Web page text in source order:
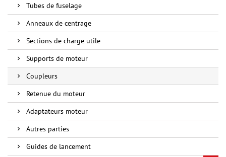
Tubes de fuselage
Anneaux de centrage
Sections de charge utile
Supports de moteur
Coupleurs
Retenue du moteur
Adaptateurs moteur
Autres parties
Guides de lancement